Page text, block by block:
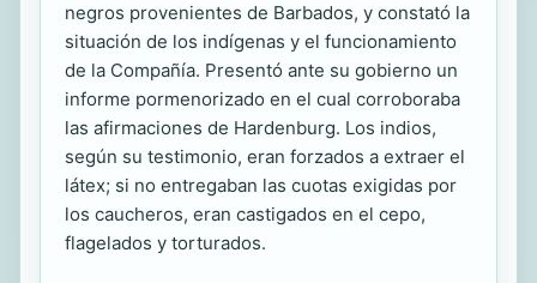
negros provenientes de Barbados, y constató la
situación de los indígenas y el funcionamiento
de la Compañía. Presentó ante su gobierno un
informe pormenorizado en el cual corroboraba
las afirmaciones de Hardenburg. Los indios,
según su testimonio, eran forzados a extraer el
látex; si no entregaban las cuotas exigidas por
los caucheros, eran castigados en el cepo,
flagelados y torturados.